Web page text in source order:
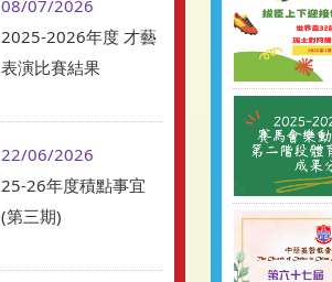
08/07/2026
2025-2026年度 才藝
表演比賽結果
22/06/2026
25-26年度積點事宜
(第三期)